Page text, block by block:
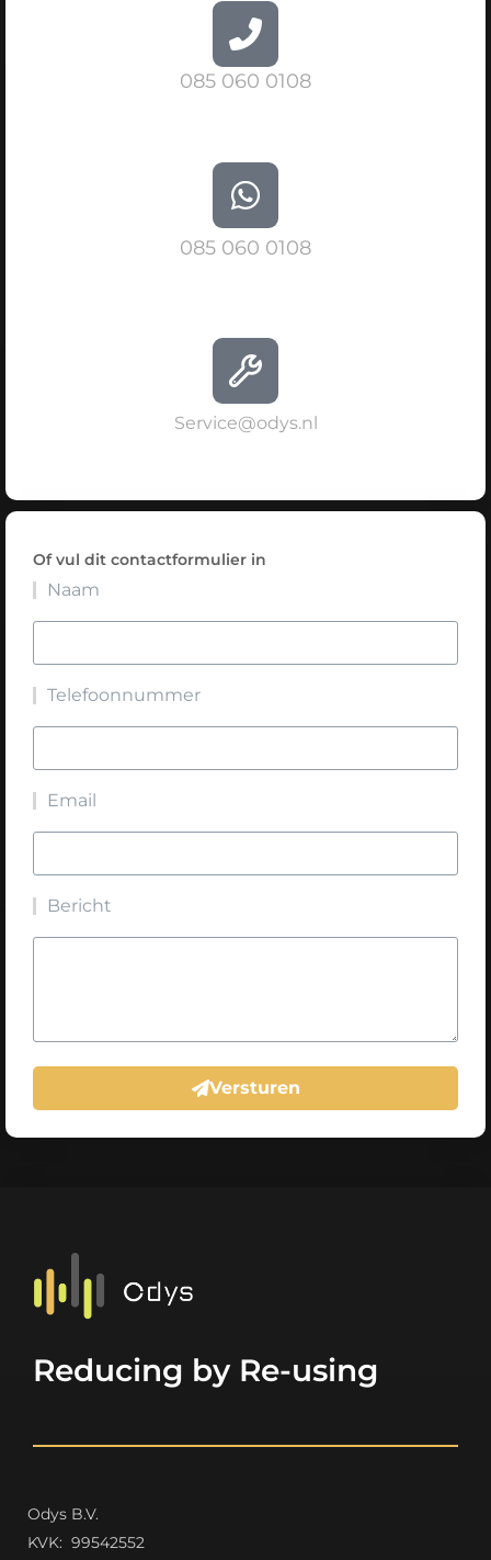
085 060 0108
085 060 0108
Service@odys.nl
Of vul dit contactformulier in
Naam
Telefoonnummer
Email
Bericht
Versturen
Reducing by Re-using
Odys B.V.
KVK: 99542552